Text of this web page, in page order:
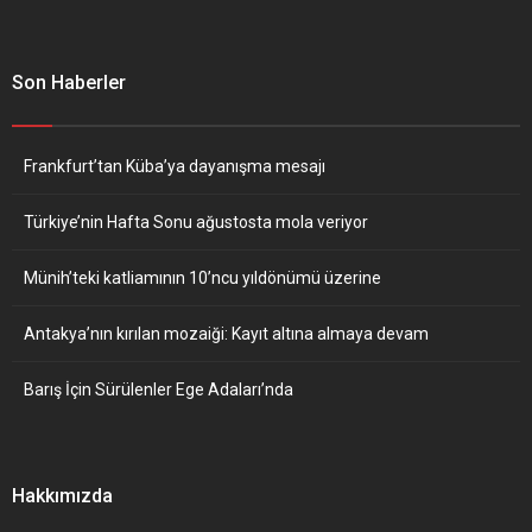
Son Haberler
Frankfurt’tan Küba’ya dayanışma mesajı
Türkiye’nin Hafta Sonu ağustosta mola veriyor
Münih’teki katliamının 10’ncu yıldönümü üzerine
Antakya’nın kırılan mozaiği: Kayıt altına almaya devam
Barış İçin Sürülenler Ege Adaları’nda
Hakkımızda